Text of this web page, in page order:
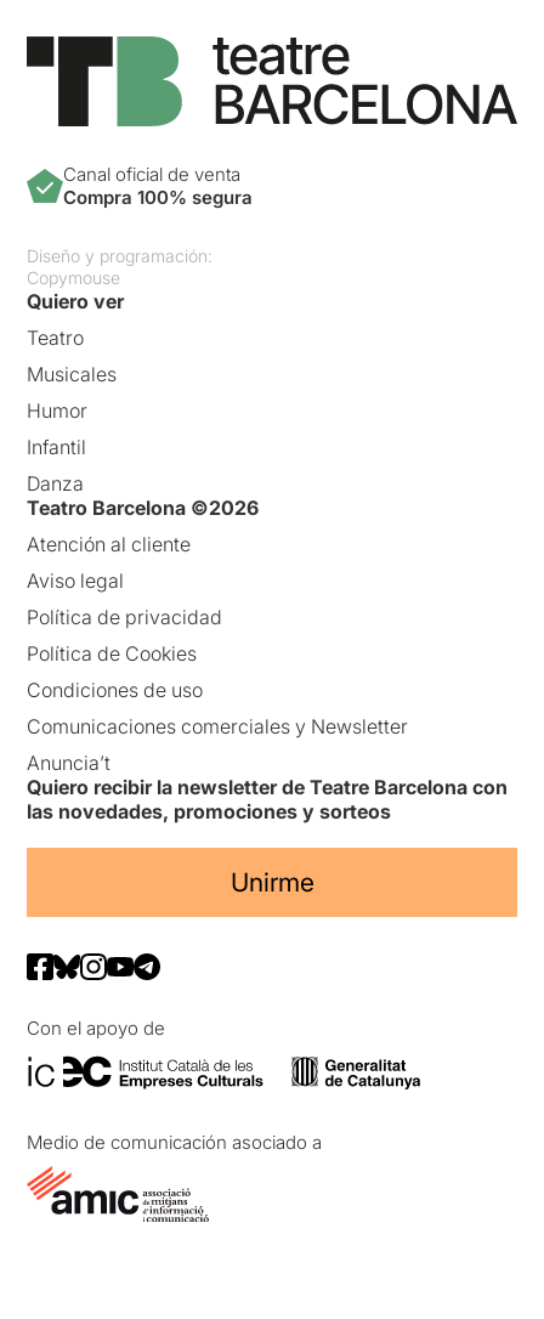
Canal oficial de venta
Compra 100% segura
Diseño y programación:
Copymouse
Quiero ver
Teatro
Musicales
Humor
Infantil
Danza
Teatro Barcelona ©2026
Atención al cliente
Aviso legal
Política de privacidad
Política de Cookies
Condiciones de uso
Comunicaciones comerciales y Newsletter
Anuncia’t
Quiero recibir la newsletter de Teatre Barcelona con
las novedades, promociones y sorteos
Unirme
Con el apoyo de
Medio de comunicación asociado a